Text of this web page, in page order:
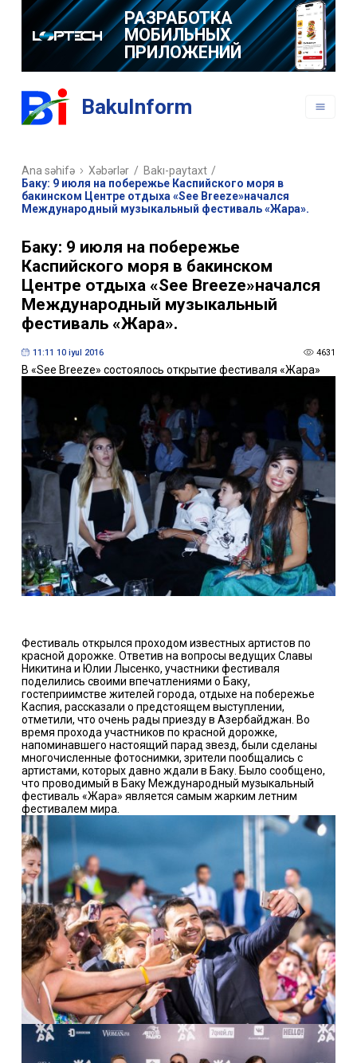
РАЗРАБОТКА
МОБИЛЬНЫХ
ПРИЛОЖЕНИЙ
BakuInform
Ana səhifə Xəbərlər / Bakı-paytaxt /
Баку: 9 июля на побережье Каспийского моря в
бакинском Центре отдыха «See Breeze»начался
Международный музыкальный фестиваль «Жара».
Баку: 9 июля на побережье
Каспийского моря в бакинском
Центре отдыха «See Breeze»начался
Международный музыкальный
фестиваль «Жара».
11:11 10 iyul 2016 4631
В «See Breeze» состоялось открытие фестиваля «Жара»
Фестиваль открылся проходом известных артистов по
красной дорожке. Ответив на вопросы ведущих Славы
Никитина и Юлии Лысенко, участники фестиваля
поделились своими впечатлениями о Баку,
гостеприимстве жителей города, отдыхе на побережье
Каспия, рассказали о предстоящем выступлении,
отметили, что очень рады приезду в Азербайджан. Во
время прохода участников по красной дорожке,
напоминавшего настоящий парад звезд, были сделаны
многочисленные фотоснимки, зрители пообщались с
артистами, которых давно ждали в Баку. Было сообщено,
что проводимый в Баку Международный музыкальный
фестиваль «Жара» является самым жарким летним
фестивалем мира.